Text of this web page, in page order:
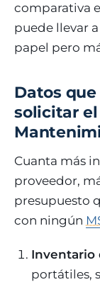
comparativa
puede llevar
papel pero
Datos
solicitar
Cuanta más
proveedor,
presupuesto
con ningún
Inventario
portátiles,